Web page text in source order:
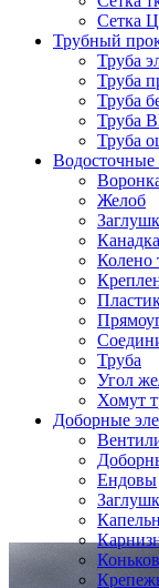
Сетка
Трубный
Труба
Труба
Труба
Труба
Труба
Водосточные
Желоб
Колено
Труба
Угол
Хомут
Доборные
Ендовы